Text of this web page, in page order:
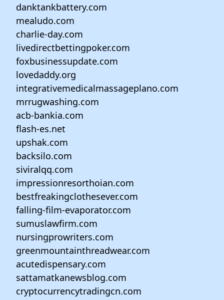
danktankbattery.com
mealudo.com
charlie-day.com
livedirectbettingpoker.com
foxbusinessupdate.com
lovedaddy.org
integrativemedicalmassageplano.com
mrrugwashing.com
acb-bankia.com
flash-es.net
upshak.com
backsilo.com
siviralqq.com
impressionresorthoian.com
bestfreakingclothesever.com
falling-film-evaporator.com
sumuslawfirm.com
nursingprowriters.com
greenmountainthreadwear.com
acutedispensary.com
sattamatkanewsblog.com
cryptocurrencytradingcn.com